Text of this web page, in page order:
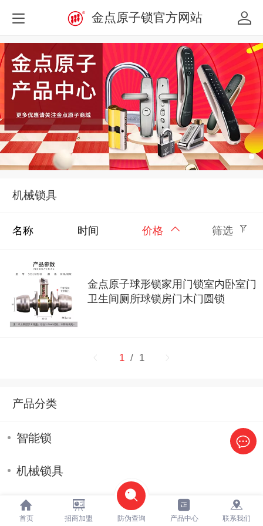
金点原子锁官方网站
机械锁具
名称 时间 价格 筛选
金点原子球形锁家用门锁室内卧室门
卫生间厕所球锁房门木门圆锁
1 / 1
产品分类
智能锁
机械锁具
保险箱
首页 招商加盟 防伪查询 产品中心 联系我们